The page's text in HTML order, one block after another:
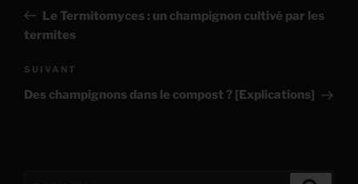
l’article
précédent
Le Termitomyces : un champignon cultivé par les
termites
Article
suivant
SUIVANT
Des champignons dans le compost ? [Explications]